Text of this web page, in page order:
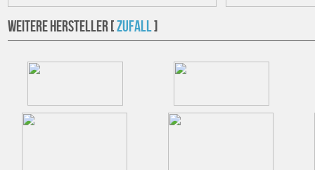
WEITERE HERSTELLER [ZUFALL]